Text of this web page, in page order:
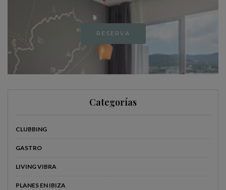
RESERVA
Categorías
CLUBBING
GASTRO
LIVING VIBRA
PLANES EN IBIZA